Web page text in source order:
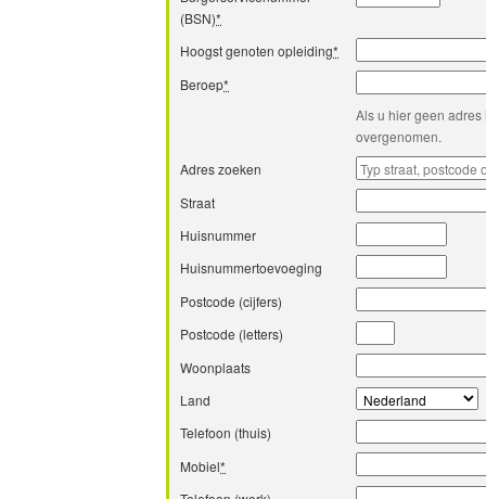
(BSN)*
Hoogst genoten opleiding*
Beroep*
Als u hier geen
overgenomen.
Adres zoeken
Straat
Huisnummer
Huisnummertoevoeging
Postcode (cijfers)
Postcode (letters)
Woonplaats
Land
Telefoon (thuis)
Mobiel*